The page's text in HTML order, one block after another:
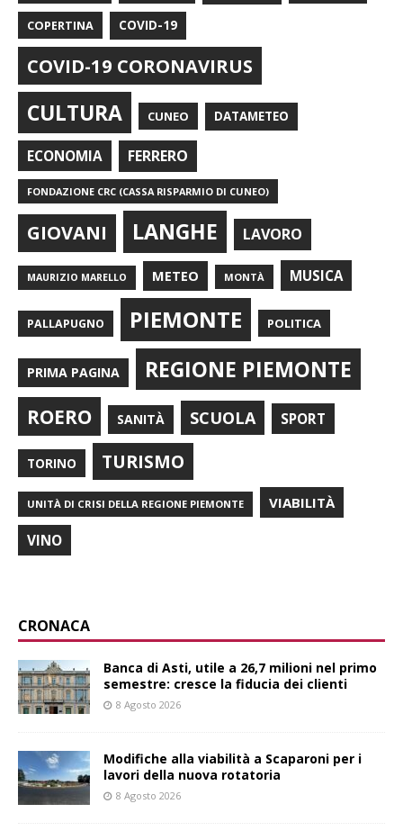
COPERTINA COVID-19
COVID-19 CORONAVIRUS
CULTURA CUNEO DATAMETEO
ECONOMIA FERRERO
FONDAZIONE CRC (CASSA RISPARMIO DI CUNEO)
GIOVANI LANGHE LAVORO
MAURIZIO MARELLO METEO MONTÀ MUSICA
PALLAPUGNO PIEMONTE POLITICA
PRIMA PAGINA REGIONE PIEMONTE
ROERO SANITÀ SCUOLA SPORT
TORINO TURISMO
UNITÀ DI CRISI DELLA REGIONE PIEMONTE VIABILITÀ
VINO
CRONACA
Banca di Asti, utile a 26,7 milioni nel primo
semestre: cresce la fiducia dei clienti
8 Agosto 2026
Modifiche alla viabilità a Scaparoni per i
lavori della nuova rotatoria
8 Agosto 2026